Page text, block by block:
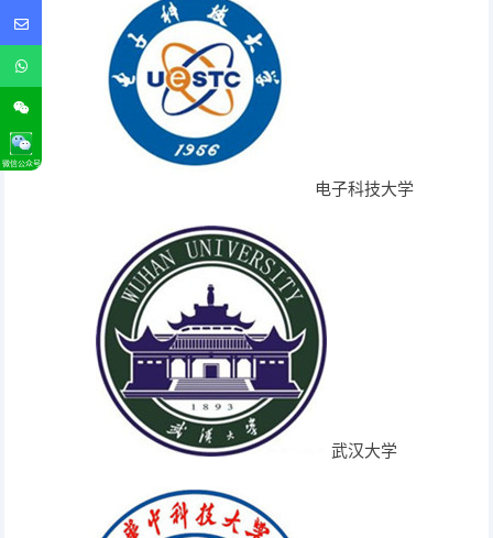
电子科技大学
武汉大学
微信公众号